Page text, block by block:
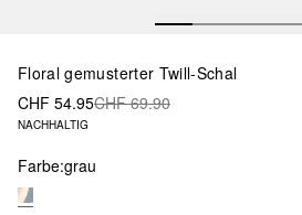
Floral gemusterter Twill-Schal
CHF 54.95CHF 69.90
NACHHALTIG
Farbe:grau